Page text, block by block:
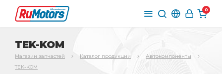
0
TEK-KOM
Магазин запчастей Каталог продукции
Автокомпоненты
TEK-KOM